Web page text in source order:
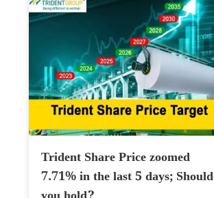
Trident Share Price zoomed
7.71% in the last 5 days; Should